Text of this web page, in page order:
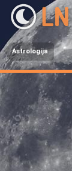
Astrologija